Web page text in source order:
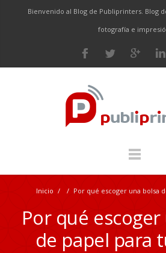
Bienvenido al Blog de Publiprinters. Blog
fotografía e
Inicio / / Por qué escoger una bolsa
Por qué
de papel para